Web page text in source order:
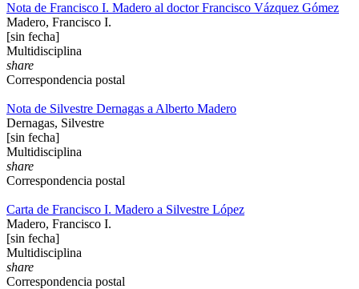
Nota de Francisco I. Madero al doctor Francisco Vázquez Gómez
Madero, Francisco I.
[sin fecha]
Multidisciplina
share
Correspondencia postal
Nota de Silvestre Dernagas a Alberto Madero
Dernagas, Silvestre
[sin fecha]
Multidisciplina
share
Correspondencia postal
Carta de Francisco I. Madero a Silvestre López
Madero, Francisco I.
[sin fecha]
Multidisciplina
share
Correspondencia postal